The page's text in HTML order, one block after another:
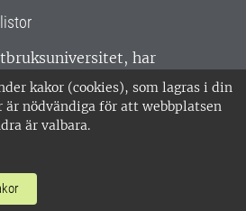
kakor (cookies), som lagras i din
är nödvändiga för att webbplatsen
är valbara.
har
Sverige. Huvudorter är
Umeå.SLU är
ISO 14001. •
nr: 202100-2817 •